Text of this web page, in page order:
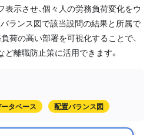
示させ、個々人の労務負荷変化をウ
バランス図で該当設問の結果と所属で
荷の高い部署を可視化することで、
離職防止策に活用できます。
タベース 配置バランス図